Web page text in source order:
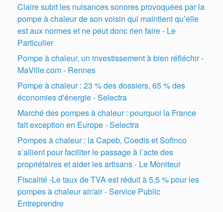
Claire subit les nuisances sonores provoquées par la
pompe à chaleur de son voisin qui maintient qu’elle
est aux normes et ne peut donc rien faire - Le
Particulier
Pompe à chaleur, un investissement à bien réfléchir -
MaVille.com - Rennes
Pompe à chaleur : 23 % des dossiers, 65 % des
économies d'énergie - Selectra
Marché des pompes à chaleur : pourquoi la France
fait exception en Europe - Selectra
Pompes à chaleur : la Capeb, Coedis et Sofinco
s’allient pour faciliter le passage à l’acte des
propriétaires et aider les artisans - Le Moniteur
Fiscalité -Le taux de TVA est réduit à 5,5 % pour les
pompes à chaleur air/air - Service Public
Entreprendre